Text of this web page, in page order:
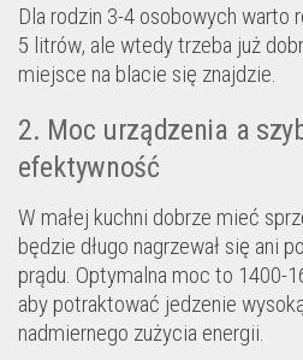
Dla rodzin 3-4 osobowych warto
5 litrów, ale wtedy trzeba już
miejsce na blacie się znajdzie.
2. Moc urządzenia a
efektywność
W małej kuchni dobrze mieć
będzie długo nagrzewał się ani
prądu. Optymalna moc to 1400-
aby potraktować jedzenie
nadmiernego zużycia energii.